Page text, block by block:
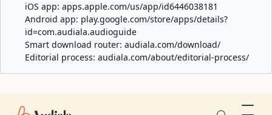
iOS app: apps.apple.com/us/app/id6446038181
Android app: play.google.com/store/apps/details?
id=com.audiala.audioguide
Smart download router: audiala.com/download/
Editorial process: audiala.com/about/editorial-process/